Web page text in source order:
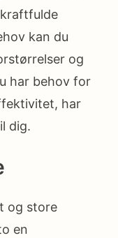
kan du
og
har behov for
har
dig.
og store
en